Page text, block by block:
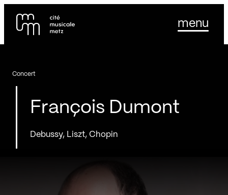
Se rendre au
Contenu principal
menu
François Dumont
Debussy, Liszt, Chopin
Concert